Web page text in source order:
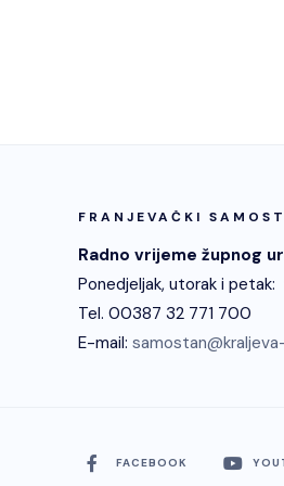
FRANJEVAČKI
Radno vrijeme župnog
Ponedjeljak, utorak i petak:
Tel. 00387 32 771 700
E-mail:
FACEBOOK